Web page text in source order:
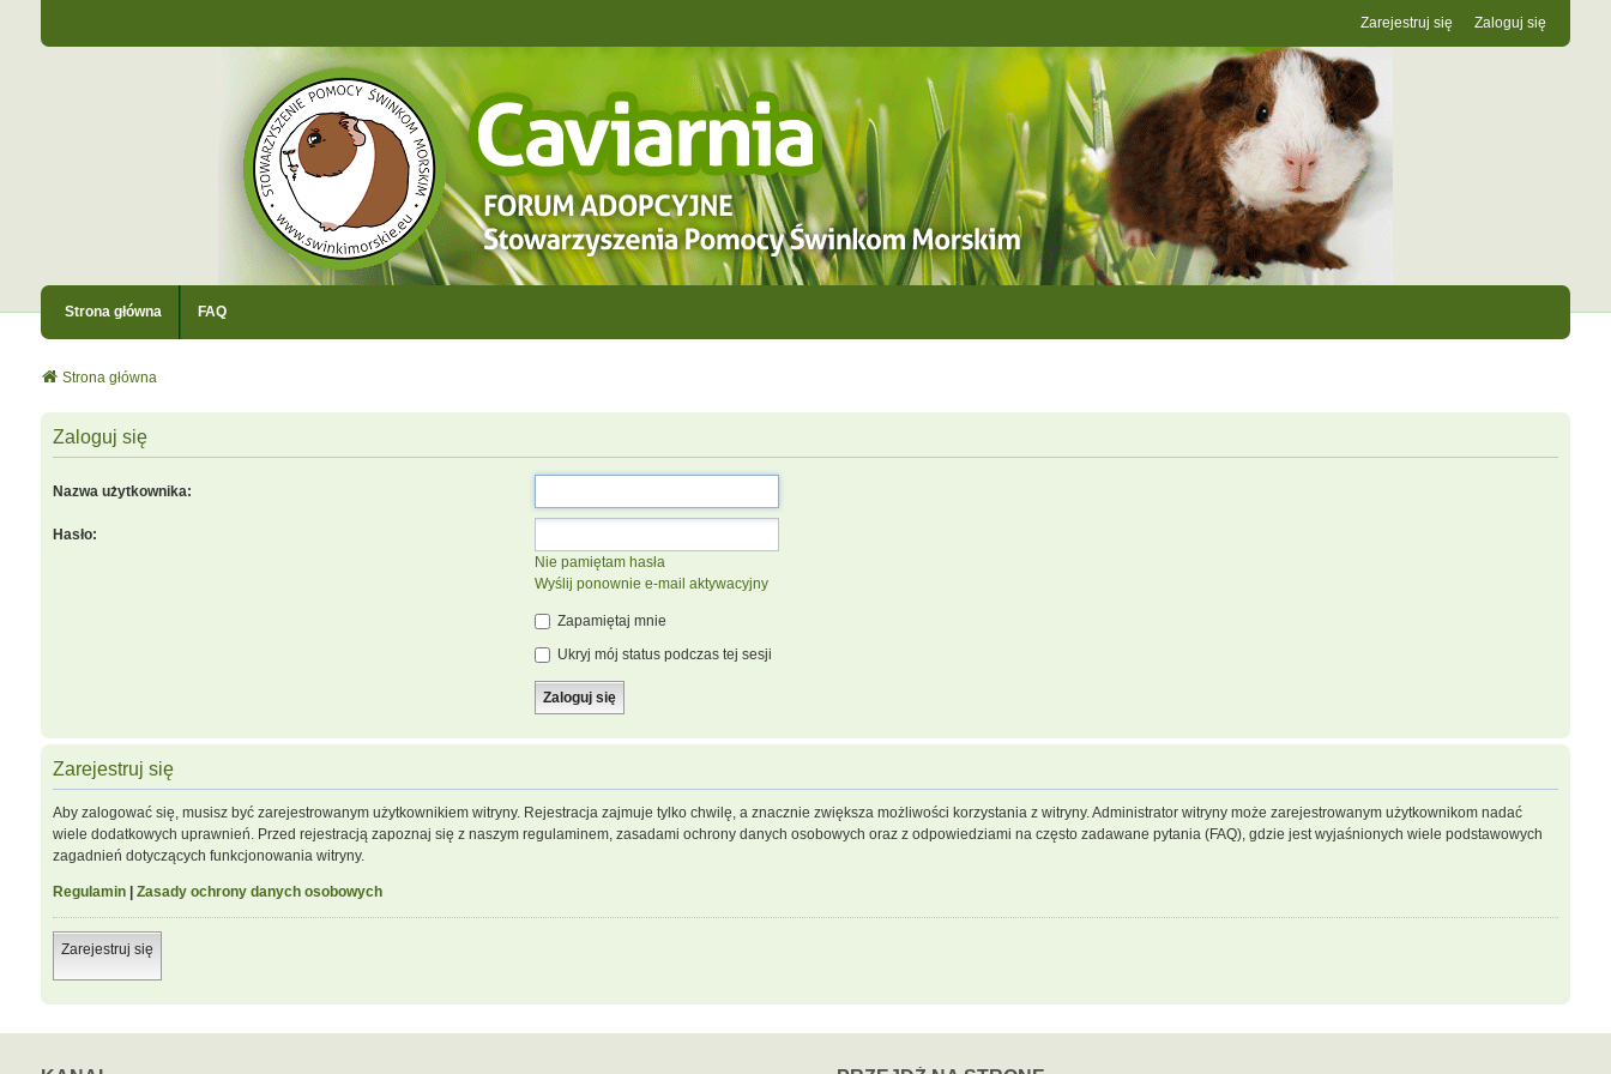
Zaloguj się
Zarejestruj się
Strona główna FAQ
Strona główna
Zaloguj się
Nazwa użytkownika:
Hasło:
Nie pamiętam hasła
Wyślij ponownie e-mail aktywacyjny
Zapamiętaj mnie
Ukryj mój status podczas tej sesji
Zarejestruj się
Aby zalogować się, musisz być zarejestrowanym użytkownikiem witryny. Rejestracja zajmuje tylko chwilę, a znacznie zwiększa możliwości korzystania z witryny. Administrator witryny może zarejestrowanym użytkownikom nadać
wiele dodatkowych uprawnień. Przed rejestracją zapoznaj się z naszym regulaminem, zasadami ochrony danych osobowych oraz z odpowiedziami na często zadawane pytania (FAQ), gdzie jest wyjaśnionych wiele podstawowych
zagadnień dotyczących funkcjonowania witryny.
Regulamin| Zasady ochrony danych osobowych
Zarejestruj się